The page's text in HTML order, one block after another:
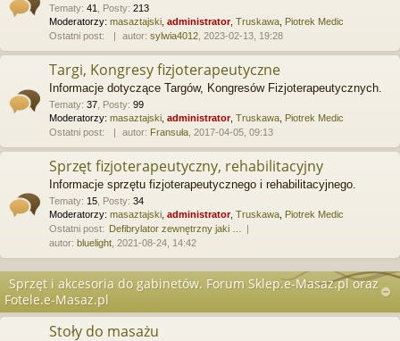
Tematy: 41 Posty: 213
Moderatorzy: masaztajski administrator, Truskawa Piotrek Medic
Ostatni post:
autor: sylwia4012 , 2023-02-13, 19:28
Targi, Kongresy fizjoterapeutyczne
Informacje dotyczące Targów, Kongresów Fizjoterapeutycznych.
Tematy: 37 Posty: 99
Moderatorzy: masaztajski administrator, Truskawa Piotrek Medic
Ostatni post:
autor: Fransuła , 2017-04-05, 09:13
Sprzęt fizjoterapeutyczny, rehabilitacyjny
Informacje sprzętu fizjoterapeutycznego i rehabilitacyjnego.
Tematy: 15 Posty: 34
Moderatorzy: masaztajski administrator, Truskawa Piotrek Medic
Ostatni post: Defibrylator zewnętrzny jaki …
autor: bluelight , 2021-08-24, 14:42
Sprzęt i akcesoria do gabinetów. Forum Sklep.e-Masaz.pl oraz
Fotele.e-Masaz.pl
Stoły do masażu